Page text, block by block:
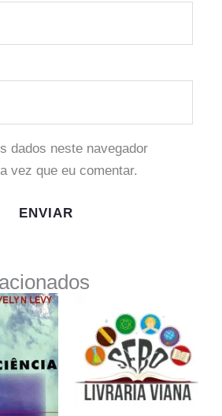
dados neste navegador
vez que eu comentar.